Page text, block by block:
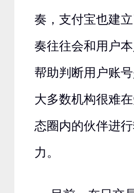
奏，支付宝也建
奏往往会和用户
帮助判断用户账
大多数机构很难
态圈内的伙伴进
力。